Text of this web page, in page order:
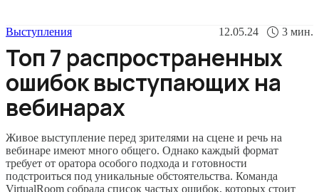
Выступления 12.05.24 3 мин.
Топ 7 распространенных
ошибок выступающих на
вебинарах
Живое выступление перед зрителями на сцене и речь на
вебинаре имеют много общего. Однако каждый формат
требует от оратора особого подхода и готовности
подстроиться под уникальные обстоятельства. Команда
VirtualRoom собрала список частых ошибок, которых стоит